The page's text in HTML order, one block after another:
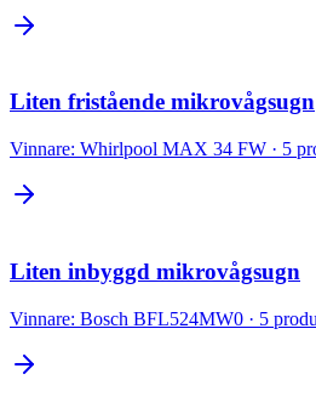
Liten fristående mikrovågsugn
Vinnare: Whirlpool MAX 34 FW · 5
Liten inbyggd mikrovågsugn
Vinnare: Bosch BFL524MW0 · 5